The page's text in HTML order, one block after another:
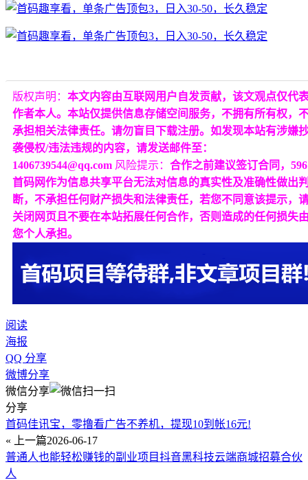
版权声明： 本文内容由互联网用户自发贡献，该文观点仅代
作者本人。本站仅提供信息存储空间服务，不拥有所有权，
承担相关法律责任。请勿盲目下载注册。如发现本站有涉嫌
袭侵权/违法违规的内容，请发送邮件至：
1406739544@qq.com 风险提示： 合作之前建议签订合同，596
首码网作为信息共享平台无法对信息的真实性及准确性做出
断，不承担任何财产损失和法律责任，若您不同意该提示，
关闭网页且不要在本站拓展任何合作，否则造成的任何损失
您个人承担。
阅读
海报
QQ 分享
微博分享
微信分享
分享
首码佳讯宝，零撸看广告不养机，提现10到帐16元!
« 上一篇2026-06-17
普通人也能轻松赚钱的副业项目抖音黑科技云端商城招募合伙
人